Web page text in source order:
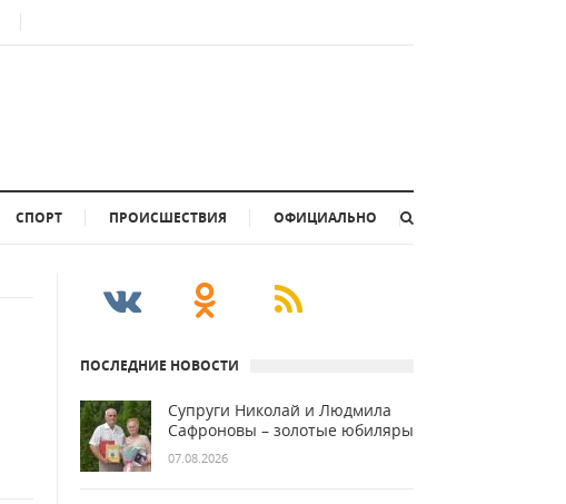
СПОРТ ПРОИСШЕСТВИЯ ОФИЦИАЛЬНО
ПОСЛЕДНИЕ НОВОСТИ
Супруги Николай и Людмила
Сафроновы – золотые юбиляры
07.08.2026